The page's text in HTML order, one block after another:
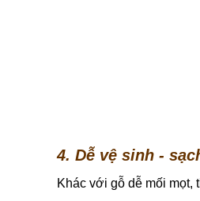
4. Dễ vệ sinh -
Khác với gỗ dễ mối mọt,